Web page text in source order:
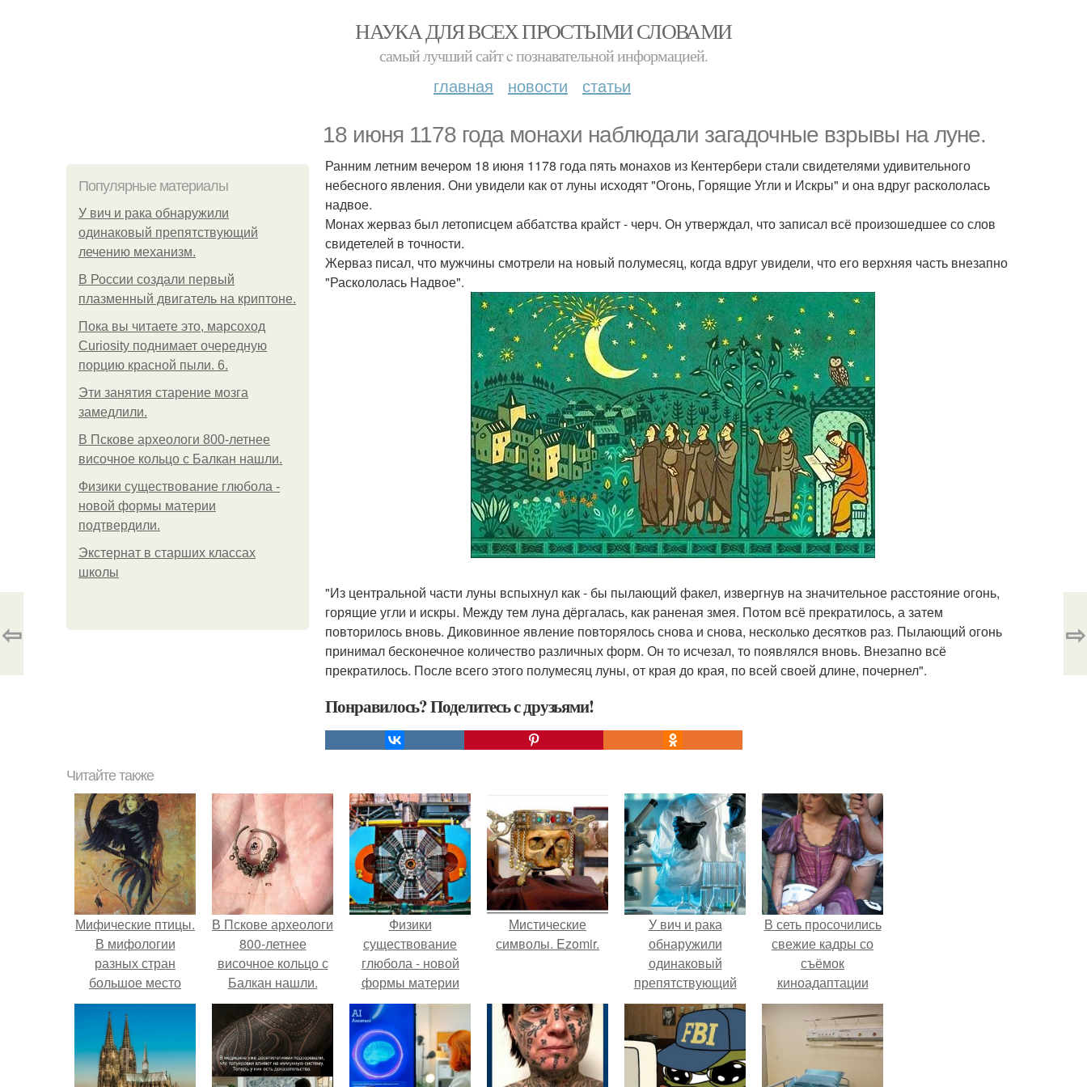
НАУКА ДЛЯ ВСЕХ ПРОСТЫМИ СЛОВАМИ
самый лучший сайт c познавательной информацией.
главная новости статьи
18 июня 1178 года монахи наблюдали загадочные взрывы на луне.
Популярные материалы
У вич и рака обнаружили
одинаковый препятствующий
лечению механизм.
В России создали первый
плазменный двигатель на криптоне.
Пока вы читаете это, марсоход
Curiosity поднимает очередную
порцию красной пыли. 6.
Эти занятия старение мозга
замедлили.
В Пскове археологи 800-летнее
височное кольцо с Балкан нашли.
Физики существование глюбола -
новой формы материи
подтвердили.
Экстернат в старших классах
школы
Ранним летним вечером 18 июня 1178 года пять монахов из Кентербери стали свидетелями удивительного
небесного явления. Они увидели как от луны исходят "Огонь, Горящие Угли и Искры" и она вдруг раскололась
надвое.
Монах жерваз был летописцем аббатства крайст - черч. Он утверждал, что записал всё произошедшее со слов
свидетелей в точности.
Жерваз писал, что мужчины смотрели на новый полумесяц, когда вдруг увидели, что его верхняя часть внезапно
"Раскололась Надвое".
"Из центральной части луны вспыхнул как - бы пылающий факел, извергнув на значительное расстояние огонь,
горящие угли и искры. Между тем луна дёргалась, как раненая змея. Потом всё прекратилось, а затем
повторилось вновь. Диковинное явление повторялось снова и снова, несколько десятков раз. Пылающий огонь
принимал бесконечное количество различных форм. Он то исчезал, то появлялся вновь. Внезапно всё
прекратилось. После всего этого полумесяц луны, от края до края, по всей своей длине, почернел".
Понравилось? Поделитесь с друзьями!
⇦ ⇨
Читайте также
Мифические птицы.
В мифологии
разных стран
большое место
занимают образы
птиц.
В Пскове археологи
800-летнее
височное кольцо с
Балкан нашли.
Физики
существование
глюбола - новой
формы материи
подтвердили.
Мистические
символы. Ezomir.
У вич и рака
обнаружили
одинаковый
препятствующий
лечению механизм.
В сеть просочились
свежие кадры со
съёмок
киноадаптации
"Рапунцель", и всё
внимание
моментально
приковано к Тиган